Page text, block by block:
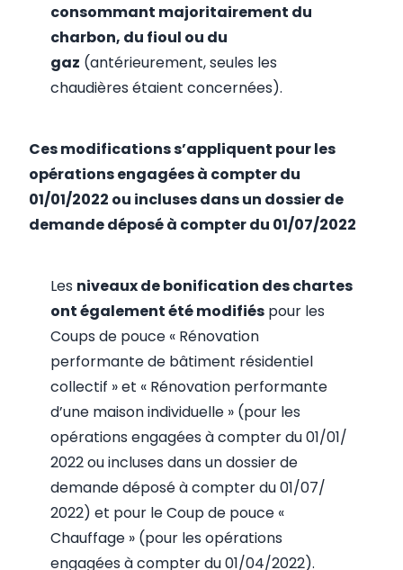
consommant majoritairement du
charbon, du fioul ou du
gaz (antérieurement, seules les
chaudières étaient concernées).
Ces modifications s’appliquent pour les
opérations engagées à compter du
01/01/2022 ou incluses dans un dossier de
demande déposé à compter du 01/07/2022
Les niveaux de bonification des chartes
ont également été modifiés pour les
Coups de pouce « Rénovation
performante de bâtiment résidentiel
collectif » et « Rénovation performante
d’une maison individuelle » (pour les
opérations engagées à compter du 01/01/
2022 ou incluses dans un dossier de
demande déposé à compter du 01/07/
2022) et pour le Coup de pouce «
Chauffage » (pour les opérations
engagées à compter du 01/04/2022).